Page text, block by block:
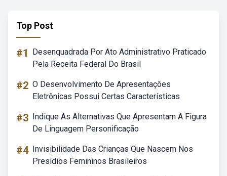
Top Post
#1
Desenquadrada Por Ato Administrativo Praticado
Pela Receita Federal Do Brasil
#2 O Desenvolvimento De Apresentações
Eletrônicas Possui Certas Características
#3 Indique As Alternativas Que Apresentam A Figura
De Linguagem Personificação
#4 Invisibilidade Das Crianças Que Nascem Nos
Presídios Femininos Brasileiros